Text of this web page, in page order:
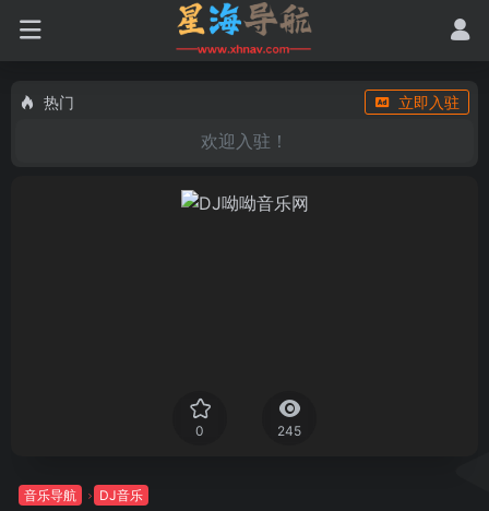
热门 立即入驻
欢迎入驻！
0 245
音乐导航 DJ音乐